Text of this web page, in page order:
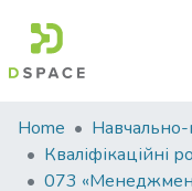
Communities
&
Collections
Home